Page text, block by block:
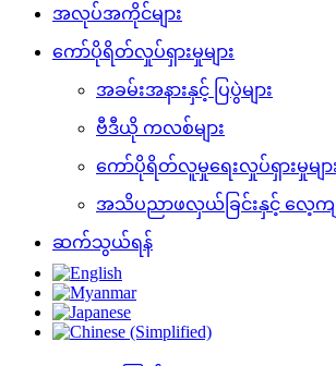
အလုပ်အကိုင်များ
ကော်ပိုရိတ်လှုပ်ရှားမှုများ
အခမ်းအနားနှင့် ပြပွဲများ
ဗီဒီယို ကလစ်များ
ကော်ပိုရိတ်လူမှုရေးလှုပ်ရှားမှုမျာ
အသိပညာဖလှယ်ခြင်းနှင့် လေ့ကျင့်
ဆက်သွယ်ရန်